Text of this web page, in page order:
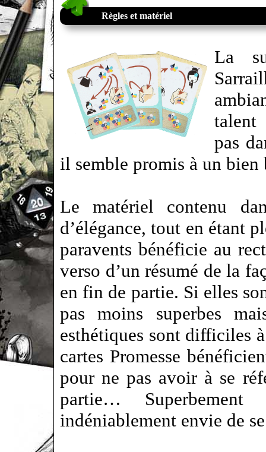
Règles et matériel
La
talent
pas
il semble promis à un bien
Le matériel contenu
d’élégance, tout en étant
paravents bénéficie au
verso d’un résumé de la
en fin de partie. Si elles
pas moins superbes
esthétiques sont difficiles
cartes Promesse
pour ne pas avoir à se
partie…
indéniablement envie de